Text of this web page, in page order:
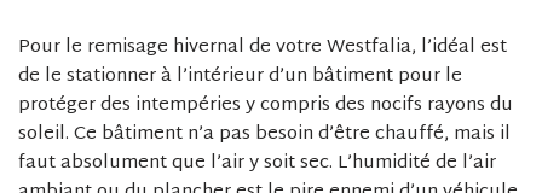
Pour le remisage hivernal de votre Westfalia, l’idéal est
de le stationner à l’intérieur d’un bâtiment pour le
protéger des intempéries y compris des nocifs rayons du
soleil. Ce bâtiment n’a pas besoin d’être chauffé, mais il
faut absolument que l’air y soit sec. L’humidité de l’air